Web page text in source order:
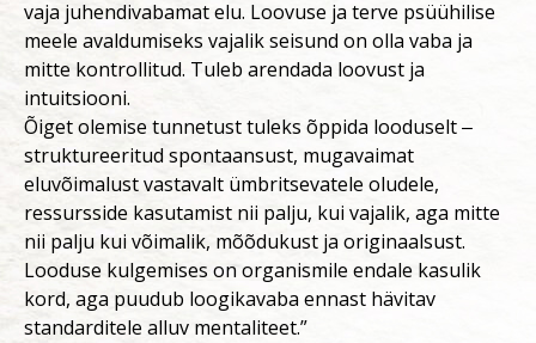
vaja juhendivabamat elu. Loovuse ja terve psüühilise
meele avaldumiseks vajalik seisund on olla vaba ja
mitte kontrollitud. Tuleb arendada loovust ja
intuitsiooni.
Õiget olemise tunnetust tuleks õppida looduselt ‒
struktureeritud spontaansust, mugavaimat
eluvõimalust vastavalt ümbritsevatele oludele,
ressursside kasutamist nii palju, kui vajalik, aga mitte
nii palju kui võimalik, mõõdukust ja originaalsust.
Looduse kulgemises on organismile endale kasulik
kord, aga puudub loogikavaba ennast hävitav
standarditele alluv mentaliteet.”